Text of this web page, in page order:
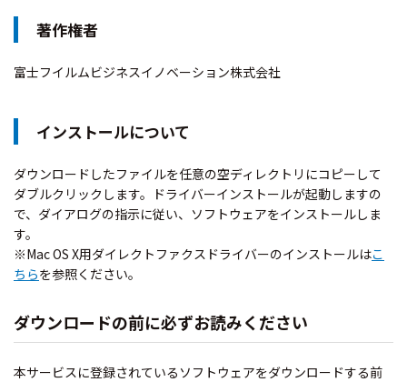
著作権者
富士フイルムビジネスイノベーション株式会社
インストールについて
ダウンロードしたファイルを任意の空ディレクトリにコピーして
ダブルクリックします。ドライバーインストールが起動しますの
で、ダイアログの指示に従い、ソフトウェアをインストールしま
す。
※Mac OS X用ダイレクトファクスドライバーのインストールはこ
ちらを参照ください。
ダウンロードの前に必ずお読みください
本サービスに登録されているソフトウェアをダウンロードする前